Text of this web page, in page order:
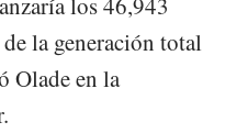
la generación total
Olade en la